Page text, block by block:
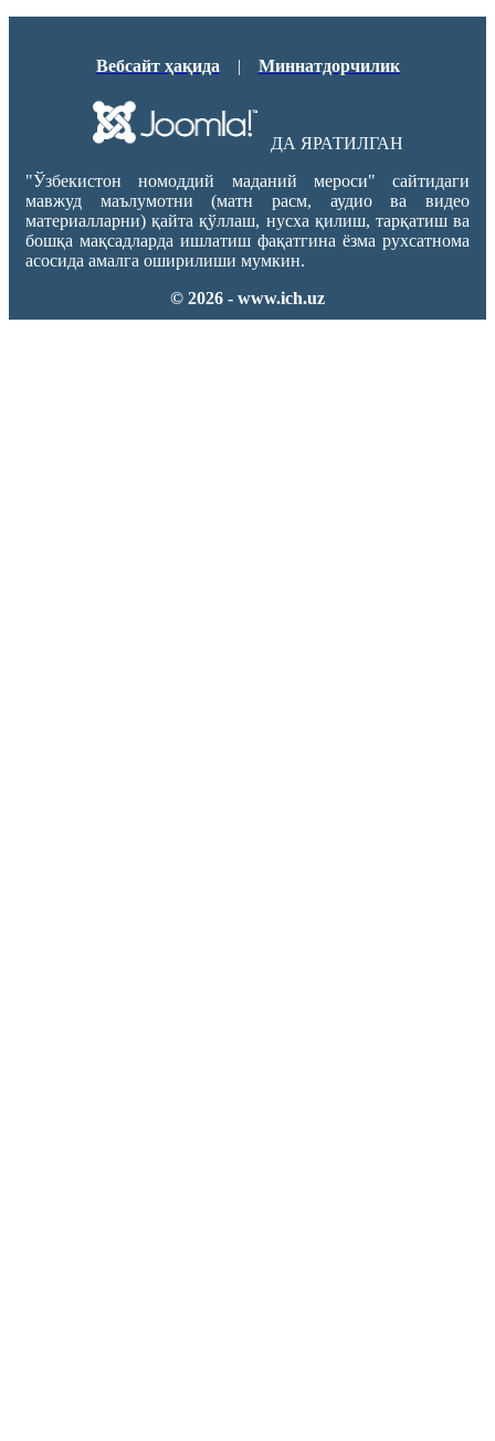
Вебсайт ҳақида | Миннатдорчилик
ДА ЯРАТИЛГАН
"Ўзбекистон номоддий маданий мероси" сайтидаги
мавжуд маълумотни (матн расм, аудио ва видео
материалларни) қайта қўллаш, нусха қилиш, тарқатиш ва
бошқа мақсадларда ишлатиш фақатгина ёзма рухсатнома
асосида амалга оширилиши мумкин.
© 2026 - www.ich.uz